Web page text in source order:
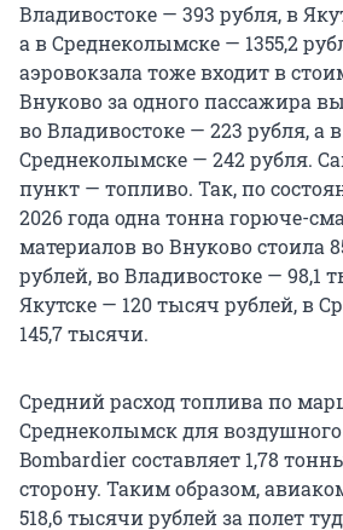
Владивостоке — 393 рубля, в
а в Среднеколымске — 1355,2
аэровокзала тоже входит в
Внуково за одного пассажира
во Владивостоке — 223 рубля, а в
Среднеколымске — 242 рубля.
пункт — топливо. Так, по
2026 года одна тонна горюче-
материалов во Внуково стоила
рублей, во Владивостоке — 98,1
Якутске — 120 тысяч рублей, в
145,7 тысячи.
Средний расход топлива по
Среднеколымск для
Bombardier составляет 1,78
сторону. Таким образом,
518,6 тысячи рублей за полет